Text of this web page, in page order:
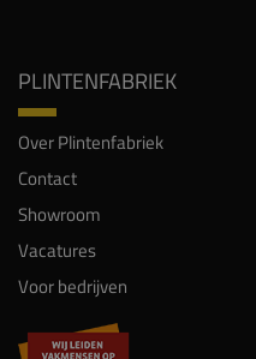
PLINTENFABRIEK
Over Plintenfabriek
Contact
Showroom
Vacatures
Voor bedrijven